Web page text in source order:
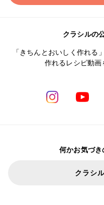
クラシルの
「きちんとおいしく作れる
作れるレシピ動画
何かお気づき
クラシ